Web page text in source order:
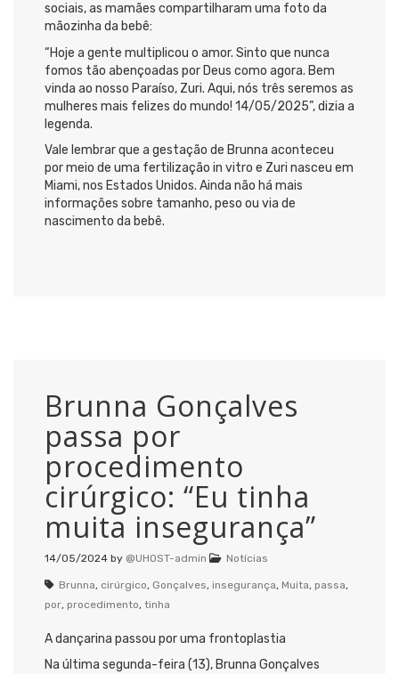
sociais, as mamães compartilharam uma foto da
mãozinha da bebê:
“Hoje a gente multiplicou o amor. Sinto que nunca
fomos tão abençoadas por Deus como agora. Bem
vinda ao nosso Paraíso, Zuri. Aqui, nós três seremos as
mulheres mais felizes do mundo! 14/05/2025”, dizia a
legenda.
Vale lembrar que a gestação de Brunna aconteceu
por meio de uma fertilização in vitro e Zuri nasceu em
Miami, nos Estados Unidos. Ainda não há mais
informações sobre tamanho, peso ou via de
nascimento da bebê.
Brunna Gonçalves
passa por
procedimento
cirúrgico: “Eu tinha
muita insegurança”
14/05/2024 by @UHOST-admin Notícias
Brunna, cirúrgico, Gonçalves, insegurança, Muita, passa,
por, procedimento, tinha
A dançarina passou por uma frontoplastia
Na última segunda-feira (13), Brunna Gonçalves